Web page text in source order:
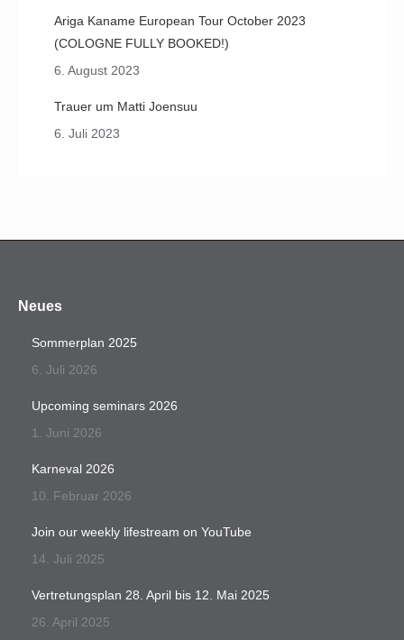
Ariga Kaname European Tour October 2023
(COLOGNE FULLY BOOKED!)
6. August 2023
Trauer um Matti Joensuu
6. Juli 2023
Neues
Sommerplan 2025
6. Juli 2026
Upcoming seminars 2026
1. Juni 2026
Karneval 2026
10. Februar 2026
Join our weekly lifestream on YouTube
14. Juli 2025
Vertretungsplan 28. April bis 12. Mai 2025
26. April 2025